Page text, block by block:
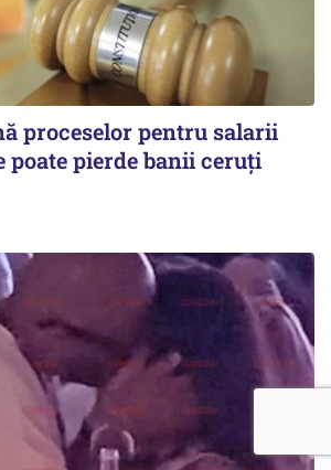
proceselor pentru salarii
poate pierde banii ceruți